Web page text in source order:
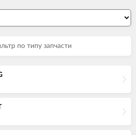
по типу запчасти